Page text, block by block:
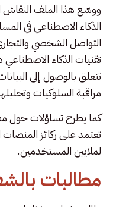
ووسّع هذا الملف النقاش
الذكاء الاصطناعي في
التواصل الشخصي
تقنيات الذكاء
تتعلق بالوصول إلى
مراقبة السلوكيات
كما يطرح تساؤلات حول
تعتمد على ركائز المنصات
لملايين المستخدمين.
مطالبات